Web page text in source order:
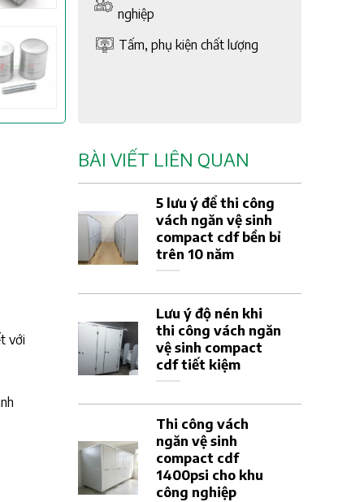
với
nghiệp
Tấm, phụ kiện chất lượng
BÀI VIẾT LIÊN QUAN
5 lưu ý để thi công
vách ngăn vệ sinh
compact cdf bền bỉ
trên 10 năm
Lưu ý độ nén khi
thi công vách ngăn
vệ sinh compact
cdf tiết kiệm
Thi công vách
ngăn vệ sinh
compact cdf
1400psi cho khu
công nghiệp